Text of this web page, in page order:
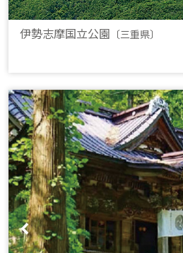
伊勢志摩国立公園 〔三重県〕